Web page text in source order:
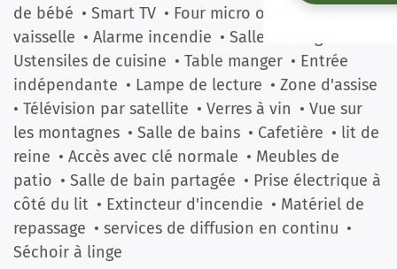
de bébé • Smart TV • Four micro onde
vaisselle • Alarme incendie • Salle à manger
Ustensiles de cuisine • Table manger • Entrée
indépendante • Lampe de lecture • Zone d'assise
• Télévision par satellite • Verres à vin • Vue sur
les montagnes • Salle de bains • Cafetière • lit de
reine • Accès avec clé normale • Meubles de
patio • Salle de bain partagée • Prise électrique à
côté du lit • Extincteur d'incendie • Matériel de
repassage • services de diffusion en continu •
Séchoir à linge